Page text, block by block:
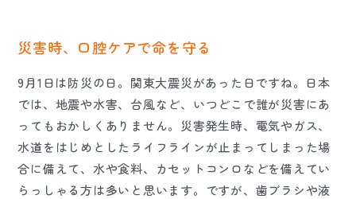
災害時、口腔ケアで命を守る
9月1日は防災の日。関東大震災があった日ですね。日本
では、地震や水害、台風など、いつどこで誰が災害にあ
ってもおかしくありません。災害発生時、電気やガス、
水道をはじめとしたライフラインが止まってしまった場
合に備えて、水や食料、カセットコンロなどを備えてい
らっしゃる方は多いと思います。ですが、歯ブラシや液